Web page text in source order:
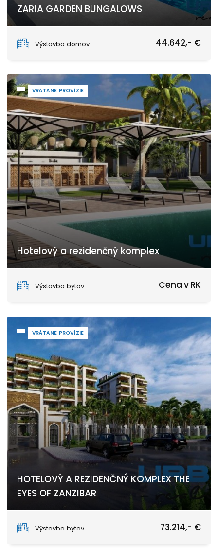
ZARIA GARDEN BUNGALOWS
Výstavba domov
44.642,- €
VRÁTANE PROVÍZIE
Hotelový a rezidenčný komplex
Výstavba bytov
Cena v RK
VRÁTANE PROVÍZIE
HOTELOVÝ A REZIDENČNÝ KOMPLEX THE
EYES OF ZANZIBAR
Výstavba bytov
73.214,- €